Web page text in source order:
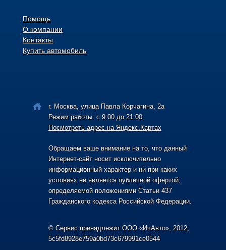
Помощь
О компании
Контакты
Купить автомобиль
г. Москва, улица Павла Корчагина, 2а
Режим работы: с 9:00 до 21:00
Посмотреть адрес на Яндекс.Картах
Обращаем ваше внимание на то, что данный
Интернет-сайт носит исключительно
информационный характер и ни при каких
условиях не является публичной офертой,
определяемой положениями Статьи 437
Гражданского кодекса Российской Федерации.
© Сервис принадлежит ООО «ИчАвто», 2012,
5c5fd8928e759a0bd73c679991ce0544